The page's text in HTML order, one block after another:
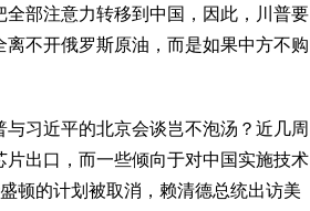
部注意力转移到中国，因此，川普要
不开俄罗斯原油，而是如果中方不购
习近平的北京会谈岂不泡汤？近几周
出口，而一些倾向于对中国实施技术
顿的计划被取消，赖清德总统出访美